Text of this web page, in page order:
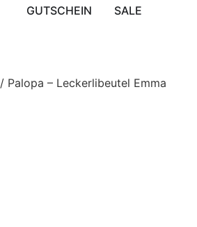
GUTSCHEIN SALE
/ Palopa – Leckerlibeutel Emma